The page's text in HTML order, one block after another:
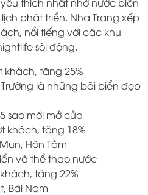
phát triển. Nha Trang xếp
nổi tiếng với các khu
sôi động.
khách, tăng 25%
Trường là những bãi biển đẹp
sao mới mở cửa
khách, tăng 18%
Hòn Tằm
và thể thao nước
tăng 22%
Bãi Nam